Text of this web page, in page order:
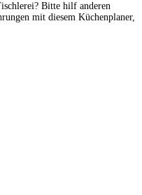
Bitte hilf anderen
mit diesem Küchenplaner,